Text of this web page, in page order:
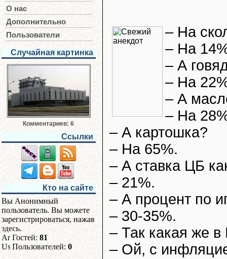
О нас
Дополнительно
Пользователи
Случайная картинка
Комментариев: 6
Ссылки
Кто на сайте
Вы Анонимный
пользователь. Вы можете
зарегистрироваться, нажав
здесь.
Гостей: 81
Пользователей: 0
– На
– На
– А
– На
– А
– На
– А картошка?
– На 65%.
– А ставка ЦБ
– 21%.
– А процент по
– 30-35%.
– Так какая же
– Ой, с